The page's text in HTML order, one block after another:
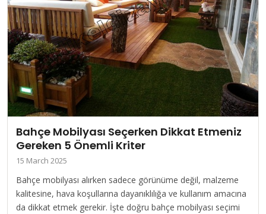
Bahçe Mobilyası Seçerken Dikkat Etmeniz
Gereken 5 Önemli Kriter
15 March 2025
Bahçe mobilyası alırken sadece görünüme değil, malzeme
kalitesine, hava koşullarına dayanıklılığa ve kullanım amacına
da dikkat etmek gerekir. İşte doğru bahçe mobilyası seçimi